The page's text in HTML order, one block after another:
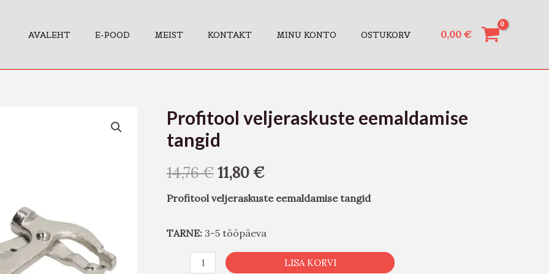
AVALEHT E-POOD MEIST KONTAKT MINU KONTO OSTUKORV 0,00 €
Profitool veljeraskuste eemaldamise
tangid
14,76€11,80€
Profitool veljeraskuste eemaldamise tangid
TARNE: 3-5 tööpäeva
Profitool
veljeraskuste
eemaldamise
tangid
LISA KORVI